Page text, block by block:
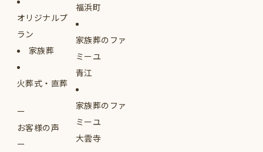
オリジナルプ
ラン
家族葬
火葬式・直葬
お客様の声
福浜町
家族葬のファ
ミーユ
青江
家族葬のファ
ミーユ
大雲寺